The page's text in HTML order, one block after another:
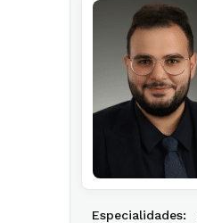
Especialidades: